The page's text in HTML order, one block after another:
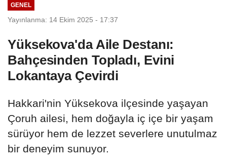
GENEL
Yayınlanma: 14 Ekim 2025 - 17:37
Yüksekova'da Aile Destanı:
Bahçesinden Topladı, Evini
Lokantaya Çevirdi
Hakkari'nin Yüksekova ilçesinde yaşayan
Çoruh ailesi, hem doğayla iç içe bir yaşam
sürüyor hem de lezzet severlere unutulmaz
bir deneyim sunuyor.